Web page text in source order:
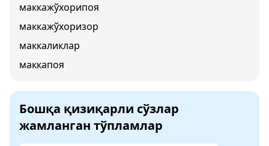
маккажўхорипоя
маккажўхоризор
маккаликлар
маккапоя
Бошқа қизиқарли сўзлар
жамланган тўпламлар